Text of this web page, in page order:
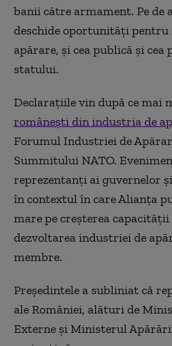
banii către armament. Pe de
deschide oportunități
apărare, și cea publică și
statului.
Declarațiile vin după ce mai
românești din industria de
Forumul Industriei de
Summitului NATO.
reprezentanți ai guvernelor
în contextul în care Alianța
mare pe creșterea
dezvoltarea industriei de
membre.
Președintele a subliniat că
ale României, alături de
Externe și Ministerul